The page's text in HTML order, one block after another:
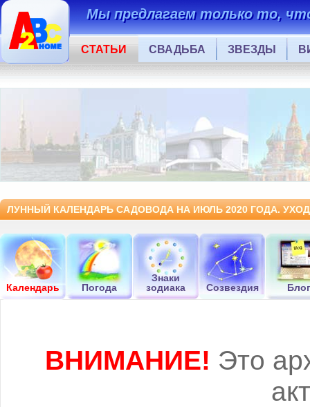
Мы предлагаем только то,
СТАТЬИ СВАДЬБА ЗВЕЗДЫ
ЛУННЫЙ КАЛЕНДАРЬ САДОВОДА НА ИЮЛЬ 2020 ГОДА.
Календарь Погода
Знаки
зодиака
Созвездия Блог
ВНИМАНИЕ! Это